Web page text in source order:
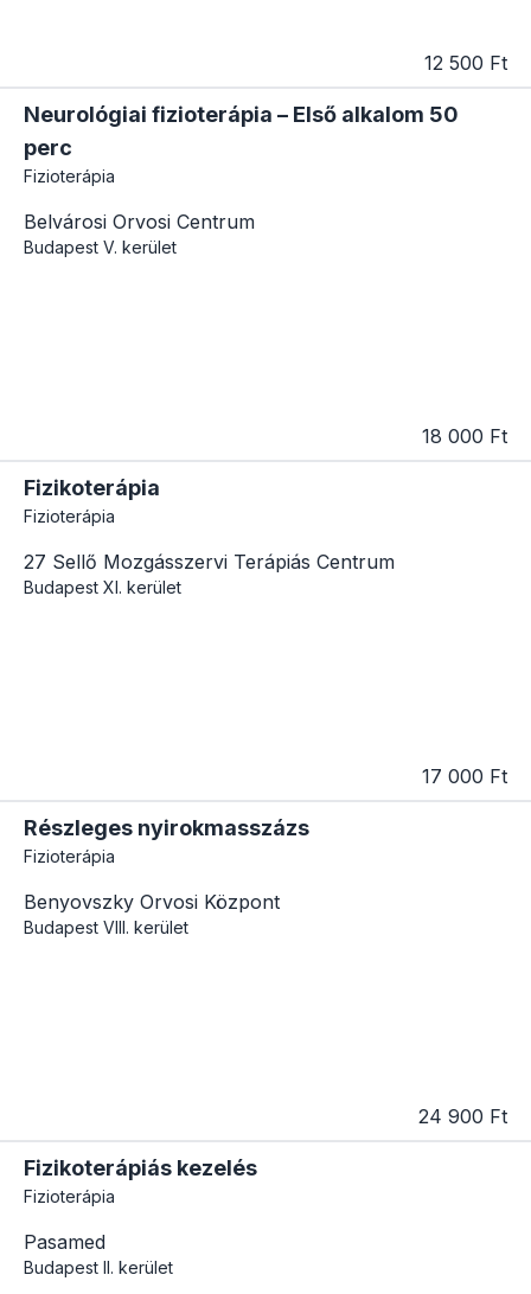
12 500 Ft
Neurológiai fizioterápia – Első alkalom 50
perc
Fizioterápia
Belvárosi Orvosi Centrum
Budapest V. kerület
18 000 Ft
Fizikoterápia
Fizioterápia
27 Sellő Mozgásszervi Terápiás Centrum
Budapest XI. kerület
17 000 Ft
Részleges nyirokmasszázs
Fizioterápia
Benyovszky Orvosi Központ
Budapest VIII. kerület
24 900 Ft
Fizikoterápiás kezelés
Fizioterápia
Pasamed
Budapest II. kerület